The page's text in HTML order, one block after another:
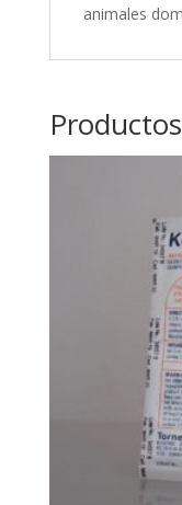
animales